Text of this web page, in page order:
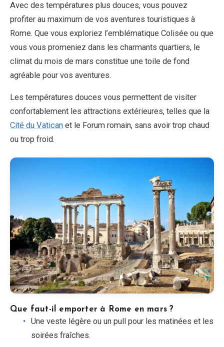
Avec des températures plus douces, vous pouvez
profiter au maximum de vos aventures touristiques à
Rome. Que vous exploriez l’emblématique Colisée ou que
vous vous promeniez dans les charmants quartiers, le
climat du mois de mars constitue une toile de fond
agréable pour vos aventures.
Les températures douces vous permettent de visiter
confortablement les attractions extérieures, telles que la
Cité du Vatican et le Forum romain, sans avoir trop chaud
ou trop froid.
Que faut-il emporter à Rome en mars ?
Une veste légère ou un pull pour les matinées et les
soirées fraîches.